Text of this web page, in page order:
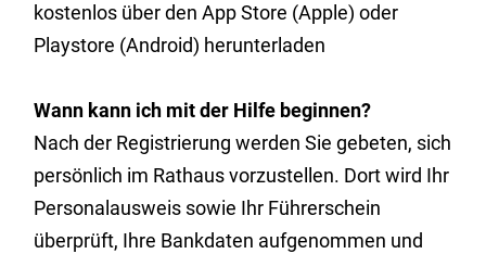
kostenlos über den App Store (Apple) oder
Playstore (Android) herunterladen
Wann kann ich mit der Hilfe beginnen?
Nach der Registrierung werden Sie gebeten, sich
persönlich im Rathaus vorzustellen. Dort wird Ihr
Personalausweis sowie Ihr Führerschein
überprüft, Ihre Bankdaten aufgenommen und